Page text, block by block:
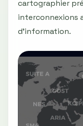
cartographier
interconnexions
d’information.